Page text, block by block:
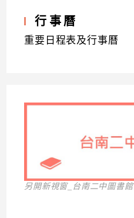
行事曆
重要日程表及行事曆
另開新視窗_台南二中圖書館